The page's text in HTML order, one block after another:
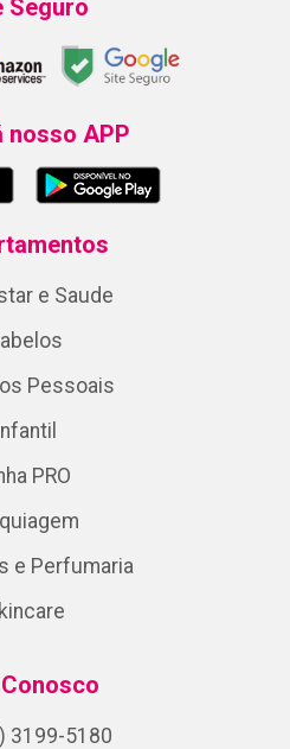
Seguro
nosso APP
e Saude
Pessoais
PRO
e Perfumaria
3199-5180